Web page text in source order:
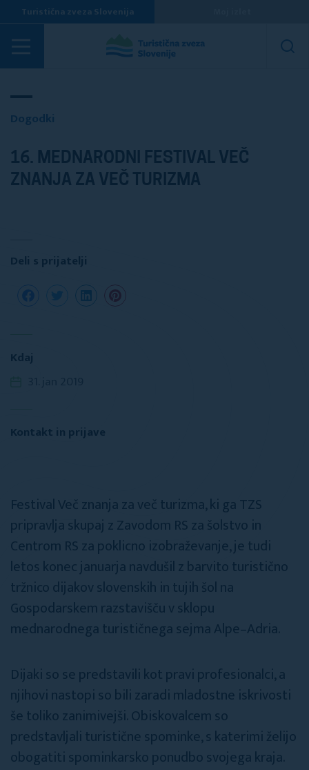
Turistična zveza Slovenija
Dogodki
Dogodki
16. MEDNARODNI FESTIVAL VEČ
ZNANJA ZA VEČ TURIZMA
Deli s prijatelji
Kdaj
Kontakt in prijave
Festival Več znanja za več turizma, ki ga TZS
pripravlja skupaj z Zavodom RS za šolstvo in
Centrom RS za poklicno izobraževanje, je tudi
letos konec januarja navdušil z barvito turistično
tržnico dijakov slovenskih in tujih šol na
Gospodarskem razstavišču v sklopu
mednarodnega turističnega sejma Alpe–Adria.
Dijaki so se predstavili kot pravi profesionalci, a
njihovi nastopi so bili zaradi mladostne iskrivosti
še toliko zanimivejši. Obiskovalcem so
predstavljali turistične spominke, s katerimi želijo
obogatiti spominkarsko ponudbo svojega kraja.